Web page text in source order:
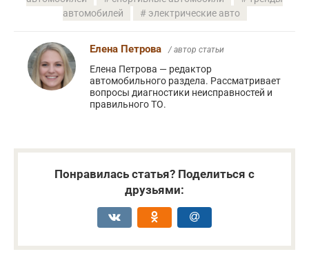
автомобилей
электрические авто
Елена Петрова / автор статьи
Елена Петрова — редактор
автомобильного раздела. Рассматривает
вопросы диагностики неисправностей и
правильного ТО.
Понравилась статья? Поделиться с
друзьями: